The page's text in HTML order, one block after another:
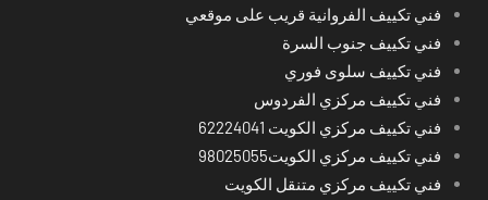
فني تكييف الفروانية قريب على موقعي
فني تكييف جنوب السرة
فني تكييف سلوى فوري
فني تكييف مركزي الفردوس
فني تكييف مركزي الكويت 62224041
فني تكييف مركزي الكويت98025055
فني تكييف مركزي متنقل الكويت